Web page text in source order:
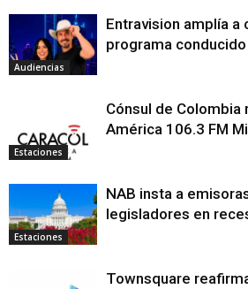
Audiencias
Entravision amplía a
programa conducido
Estaciones
Cónsul de Colombia
América 106.3 FM
Estaciones
NAB insta a
legisladores en
Townsquare